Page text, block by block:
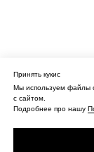
Принять кукис
Мы используем файлы
с сайтом.
Подробнее про нашу